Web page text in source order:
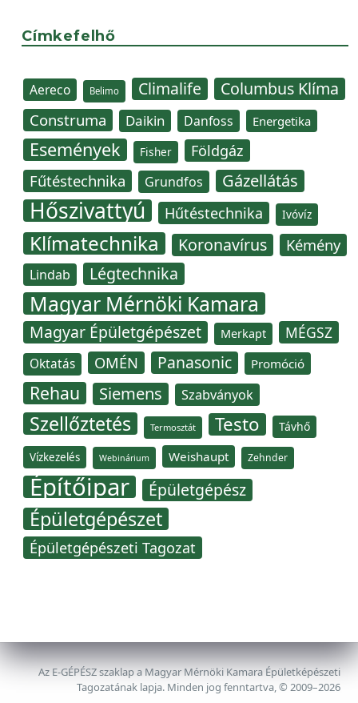
Címkefelhő
Aereco Belimo Climalife Columbus Klíma
Construma Daikin Danfoss Energetika
Események Fisher Földgáz
Fűtéstechnika Grundfos Gázellátás
Hőszivattyú Hűtéstechnika Ivóvíz
Klímatechnika Koronavírus Kémény
Lindab Légtechnika
Magyar Mérnöki Kamara
Magyar Épületgépészet Merkapt MÉGSZ
Oktatás OMÉN Panasonic Promóció
Rehau Siemens Szabványok
Szellőztetés Termosztát Testo Távhő
Vízkezelés Webinárium Weishaupt Zehnder
Építőipar Épületgépész
Épületgépészet
Épületgépészeti Tagozat
Az E-GÉPÉSZ szaklap a Magyar Mérnöki Kamara Épületképészeti
Tagozatának lapja. Minden jog fenntartva, © 2009–2026